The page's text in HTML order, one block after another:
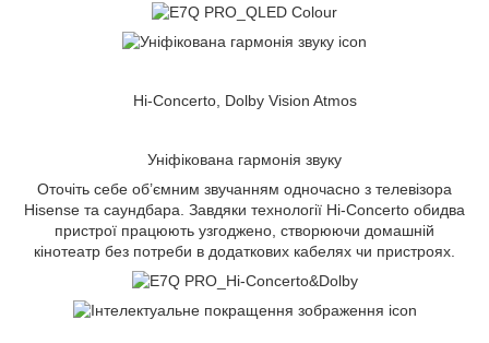
Hi-Concerto, Dolby Vision Atmos
Уніфікована гармонія звуку
Оточіть себе об’ємним звучанням одночасно з телевізора
Hisense та саундбара. Завдяки технології Hi-Concerto обидва
пристрої працюють узгоджено, створюючи домашній
кінотеатр без потреби в додаткових кабелях чи пристроях.